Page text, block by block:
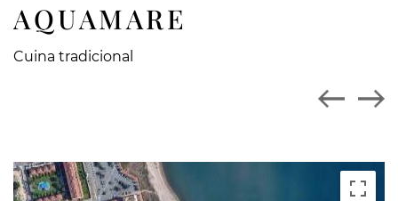
AQUAMARE
Cuina tradicional